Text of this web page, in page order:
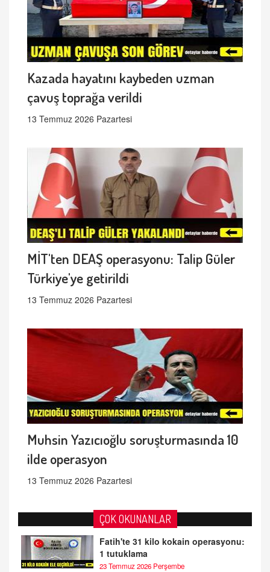
Kazada hayatını kaybeden uzman
çavuş toprağa verildi
13 Temmuz 2026 Pazartesi
MİT'ten DEAŞ operasyonu: Talip Güler
Türkiye'ye getirildi
13 Temmuz 2026 Pazartesi
Muhsin Yazıcıoğlu soruşturmasında 10
ilde operasyon
13 Temmuz 2026 Pazartesi
ÇOK OKUNANLAR
Fatih'te 31 kilo kokain operasyonu:
1 tutuklama
23 Temmuz 2026 Perşembe